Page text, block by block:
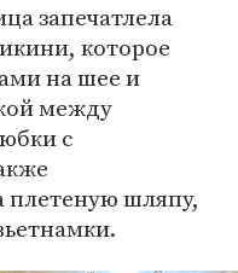
запечатлела
которое
на шее и
между
с
плетеную шляпу,